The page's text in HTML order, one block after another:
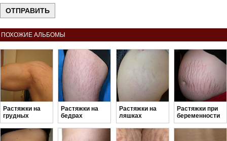
ПОХОЖИЕ АЛЬБОМЫ
Растяжки на
грудных
мышцах
Растяжки на
бедрах
Растяжки на
ляшках
Растяжки при
беременности